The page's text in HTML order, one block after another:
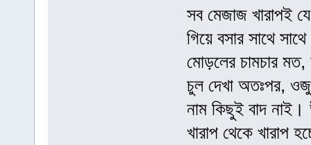
সব মেজাজ খারাপই
গিয়ে বসার সাথে
মোড়লের চামচার
চুল দেখা অতঃপর,
নাম কিছুই বাদ
খারাপ থেকে খারাপ